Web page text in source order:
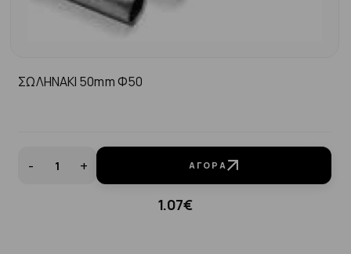
ΣΩΛΗΝΑΚΙ 50mm Φ50
- + ΑΓΟΡΆ
1.07€